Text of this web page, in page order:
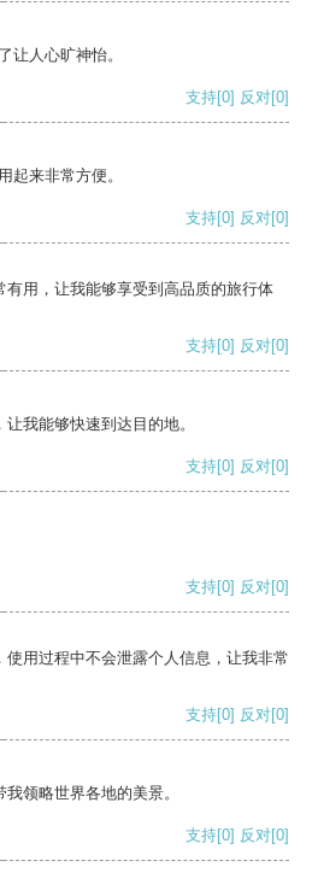
让人心旷神怡。
支持[0] 反对[0]
起来非常方便。
支持[0] 反对[0]
用，让我能够享受到高品质的旅行体
支持[0] 反对[0]
我能够快速到达目的地。
支持[0] 反对[0]
支持[0] 反对[0]
用过程中不会泄露个人信息，让我非常
支持[0] 反对[0]
领略世界各地的美景。
支持[0] 反对[0]